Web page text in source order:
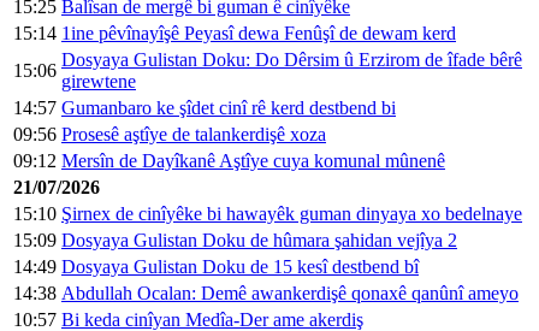
15:25 Balîsan de mergê bi guman ê cinîyêke
15:14 1ine pêvînayîşê Peyasî dewa Fenûşî de dewam kerd
15:06
Dosyaya Gulistan Doku: Do Dêrsim û Erzirom de îfade bêrê
girewtene
14:57 Gumanbaro ke şîdet cinî rê kerd destbend bi
09:56 Prosesê aştîye de talankerdişê xoza
09:12 Mersîn de Dayîkanê Aştîye cuya komunal mûnenê
21/07/2026
15:10 Şirnex de cinîyêke bi hawayêk guman dinyaya xo bedelnaye
15:09 Dosyaya Gulistan Doku de hûmara şahidan vejîya 2
14:49 Dosyaya Gulistan Doku de 15 kesî destbend bî
14:38 Abdullah Ocalan: Demê awankerdişê qonaxê qanûnî ameyo
10:57 Bi keda cinîyan Medîa-Der ame akerdiş